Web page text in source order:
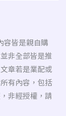
容皆是親自購
非全部皆是推
章若是業配或
有內容，包括
非經授權，請